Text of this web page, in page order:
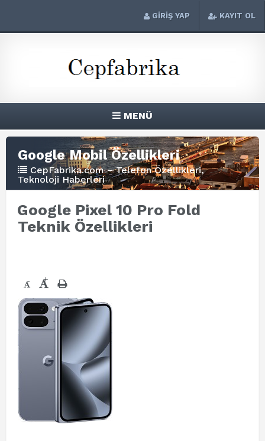
GİRİŞ YAP KAYIT OL
MENÜ
Google Mobil Özellikleri
CepFabrika.com – Telefon Özellikleri,
Teknoloji Haberleri
Google Pixel 10 Pro Fold
Teknik Özellikleri
- +